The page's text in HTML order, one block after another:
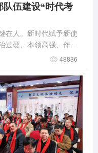
队伍建设“时代考
在人。新时代赋予新使
过硬、本领高强、作风
根本保障。
48836